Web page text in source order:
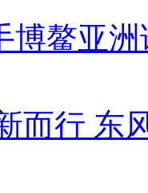
博鳌亚
而行 东